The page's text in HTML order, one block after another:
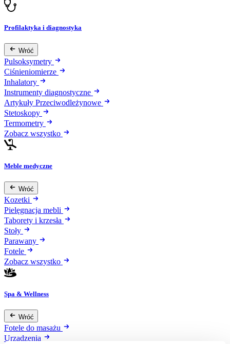
Profilaktyka i diagnostyka
Wróć
Pulsoksymetry
Ciśnieniomierze
Inhalatory
Instrumenty diagnostyczne
Artykuły Przeciwodleżynowe
Stetoskopy
Termometry
Zobacz wszystko
Meble medyczne
Wróć
Kozetki
Pielęgnacja mebli
Taborety i krzesła
Stoły
Parawany
Fotele
Zobacz wszystko
Spa & Wellness
Wróć
Fotele do masażu
Urządzenia